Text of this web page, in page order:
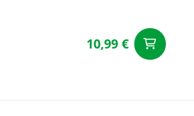
10,99 €